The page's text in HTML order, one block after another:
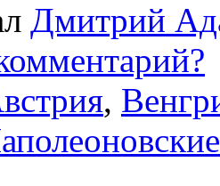
Дмитрий
,